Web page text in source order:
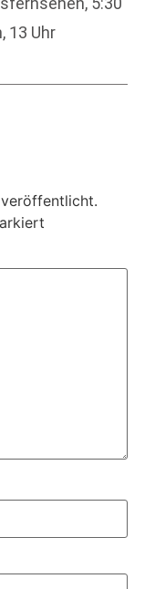
13 Uhr